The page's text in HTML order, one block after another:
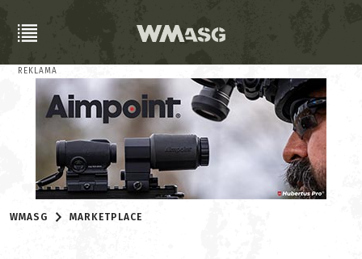
REKLAMA
WMASG MARKETPLACE